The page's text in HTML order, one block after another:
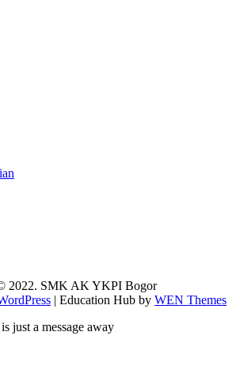
2022. SMK AK YKPI Bogor
| Education Hub by WEN Themes
just a message away